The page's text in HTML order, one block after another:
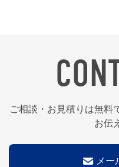
ご相談・お見積りは無料
お伝
メー